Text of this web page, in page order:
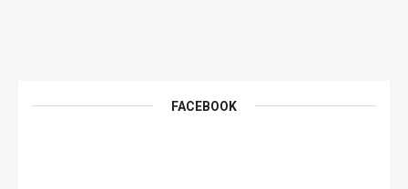
FACEBOOK